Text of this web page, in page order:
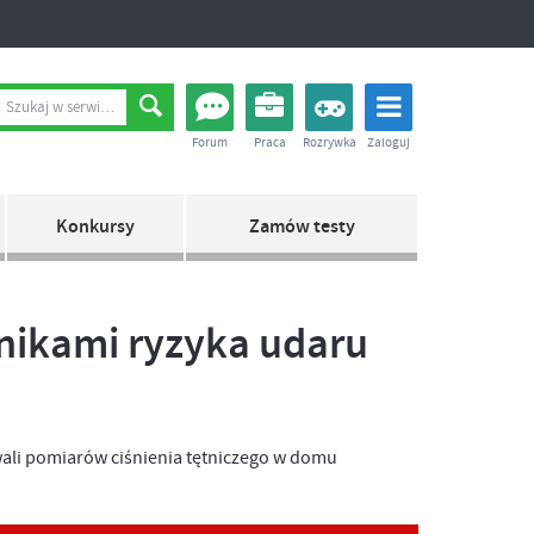
Konkursy Zamów testy
Forum Praca Rozrywka Zaloguj
ryzyka udaru
pomiarów ciśnienia tętniczego w domu